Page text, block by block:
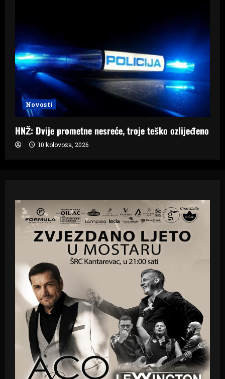
Novosti
HNŽ: Dvije prometne nesreće, troje teško ozlijeđeno
10 kolovoza, 2026